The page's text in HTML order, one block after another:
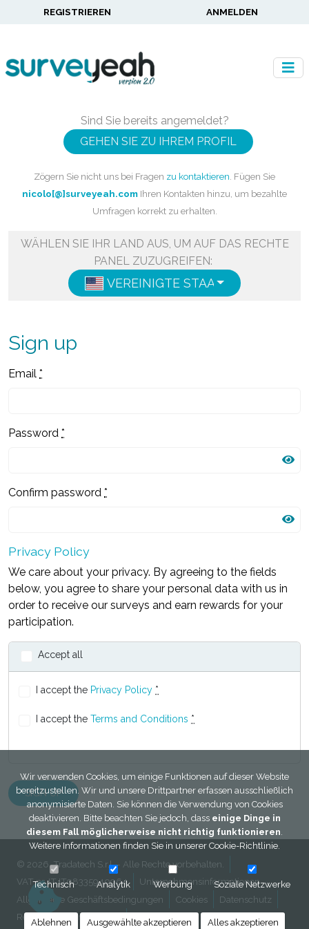
Wir verwenden Cookies, um einige Funktionen auf dieser Website
bereitzustellen. Wir und unsere Drittpartner erfassen ausschließlich
anonymisierte Daten. Sie können die Verwendung von Cookies
deaktivieren. Bitte beachten Sie jedoch, dass einige Dinge in
diesem Fall möglicherweise nicht richtig funktionieren
Weitere Informationen finden Sie in unserer Cookie-Richtlinie
Technisch Analytik Werbung Soziale Netzwerke
Ablehnen Ausgewählte akzeptieren Alles akzeptieren
REGISTRIEREN ANMELDEN
Sind Sie bereits angemeldet?
GEHEN SIE ZU IHREM PROFIL
Zögern Sie nicht uns bei Fragen zu kontaktieren . Fügen Sie
nicolo[@]surveyeah.com Ihren Kontakten hinzu, um bezahlte
Umfragen korrekt zu erhalten.
WÄHLEN SIE IHR LAND AUS, UM AUF DAS RECHTE
PANEL ZUZUGREIFEN:
VEREINIGTE STAATENENGLISH
Sign up
Email *
Password *
Confirm password *
Privacy Policy
We care about your privacy. By agreeing to the fields
below, you agree to share your personal data with us in
order to receive our surveys and earn rewards for your
participation.
Accept all
I accept the Privacy Policy *
I accept the Terms and Conditions *
© 2026, Tradatech S.r.l. - Alle Rechte vorbehalten.
VAT nr. IT IT08335940964
Unternehmensinformationen
Allgemeine Geschäftsbedingungen
Cookies
Datenschutz
Rechtliche informationen
Kontakt